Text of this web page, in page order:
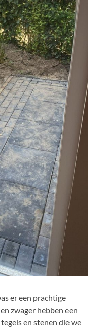
er een prachtige
zwager hebben een
en stenen die we